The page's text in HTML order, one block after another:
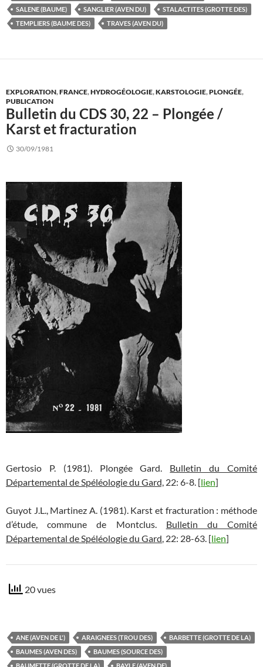
SALENE (BAUME)
SANGLIER (AVEN DU)
STALACTITES (GROTTE DES)
TEMPLIERS (BAUME DES)
TRAVES (AVEN DU)
EXPLORATION,FRANCE,HYDROGÉOLOGIE,KARSTOLOGIE,PLONGÉE,
PUBLICATION
Bulletin du CDS 30, 22 – Plongée /
Karst et fracturation
30/09/1981
Gertosio P. (1981). Plongée Gard. Bulletin du Comité
Départemental de Spéléologie du Gard, 22: 6-8. [lien]
Guyot J.L., Martinez A. (1981). Karst et fracturation : méthode
d’étude, commune de Montclus. Bulletin du Comité
Départemental de Spéléologie du Gard, 22: 28-63. [lien]
20 vues
ANE (AVEN DE L') ARAIGNEES (TROU DES)
BARBETTE (GROTTE DE LA)
BAUMES (AVEN DES)
BAUMES (SOURCE DES)